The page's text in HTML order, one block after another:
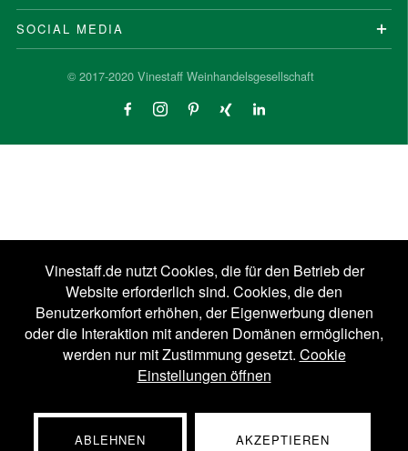
SOCIAL MEDIA
© 2017-2020 Vinestaff Weinhandelsgesellschaft
Vinestaff.de nutzt Cookies, die für den Betrieb der
Website erforderlich sind. Cookies, die den
Benutzerkomfort erhöhen, der Eigenwerbung dienen
oder die Interaktion mit anderen Domänen ermöglichen,
werden nur mit Zustimmung gesetzt. Cookie
Einstellungen öffnen
ABLEHNEN AKZEPTIEREN